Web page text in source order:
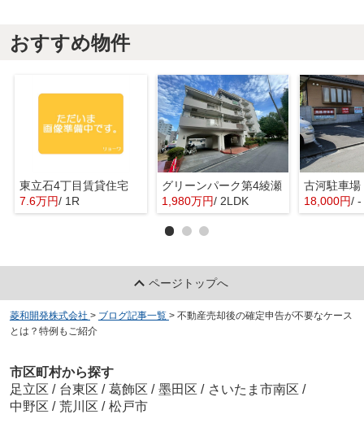
おすすめ物件
東立石4丁目賃貸住宅
7.6万円/ 1R
グリーンパーク第4綾瀬
1,980万円/ 2LDK
古河駐車場
18,000円/ -
ページトップへ
菱和開発株式会社 > ブログ記事一覧 > 不動産売却後の確定申告が不要なケース
とは？特例もご紹介
市区町村から探す
足立区 / 台東区 / 葛飾区 / 墨田区 / さいたま市南区 /
中野区 / 荒川区 / 松戸市